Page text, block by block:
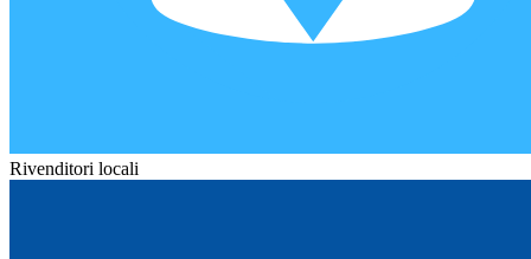
Rivenditori locali